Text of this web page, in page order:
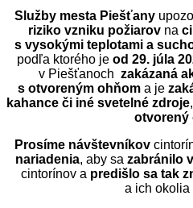
Služby mesta Piešťany
riziko vzniku požiarov na
s vysokými teplotami a
podľa ktorého je od 29. júla
v Piešťanoch zakázaná
s otvoreným ohňoma je
kahance či iné svetelné zdroje
otvorený
Prosíme návštevníkov
nariadenia, aby sa zabránilo
cintorínov a predišlo sa tak
a ich okolia